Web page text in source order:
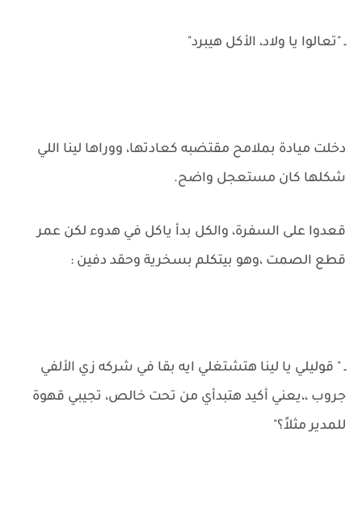
ـ "تعالوا يا ولاد، الأكل هيبرد"
دخلت ميادة بملامح مقتضبه كعادتها، ووراها لينا اللي
شكلها كان مستعجل واضح.
قعدوا على السفرة، والكل بدأ ياكل في هدوء لكن عمر
قطع الصمت ،وهو بيتكلم بسخرية وحقد دفين :
ـ " قوليلي يا لينا هتشتغلي ايه بقا في شركه زي الألفي
جروب ،،يعني أكيد هتبدأي من تحت خالص، تجيبي قهوة
للمدير مثلاً؟"